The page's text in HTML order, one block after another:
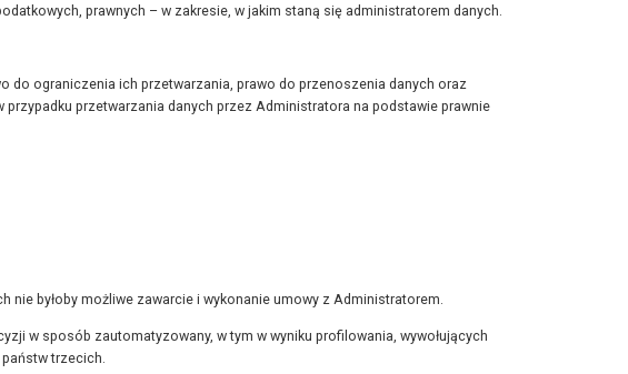
prawnych – w zakresie, w jakim staną się administratorem danych.
do ograniczenia ich przetwarzania, prawo do przenoszenia danych oraz
przetwarzania danych przez Administratora na podstawie prawnie
byłoby możliwe zawarcie i wykonanie umowy z Administratorem.
w sposób zautomatyzowany, w tym w wyniku profilowania, wywołujących
trzecich.